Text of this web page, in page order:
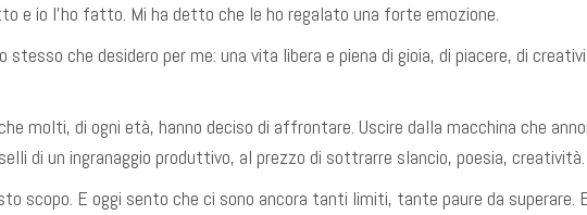
e io l’ho fatto. Mi ha detto che le ho regalato una forte emozione.
stesso che desidero per me: una vita libera e piena di gioia, di piacere, di
molti, di ogni età, hanno deciso di affrontare. Uscire dalla macchina che
di un ingranaggio produttivo, al prezzo di sottrarre slancio, poesia, creatività.
scopo. E oggi sento che ci sono ancora tanti limiti, tante paure da superare.